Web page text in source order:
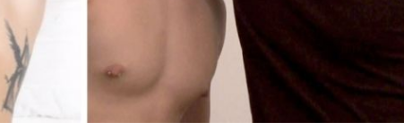
, le complément spécial “bogoss” de
mars à minuit :
French Spermoboys 8
(Spermoboy)
villes françaises, Rennes, Paris, Tours et Chartres, où
deux shower boys en mode XXL ! Un trio et trois duos
sans capote + Deux solos.